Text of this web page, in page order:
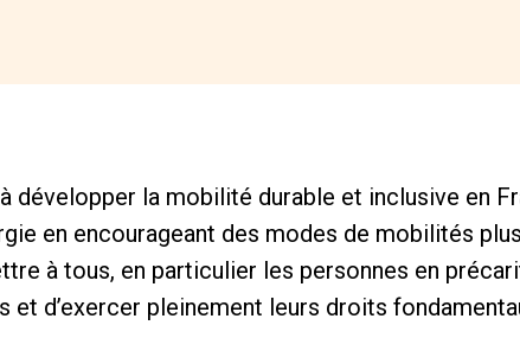
développer la mobilité durable et inclusive en
en encourageant des modes de mobilités
à tous, en particulier les personnes en
et d’exercer pleinement leurs droits